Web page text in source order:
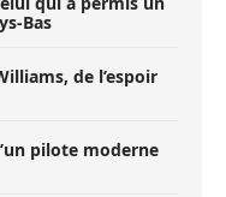
Bas
de l’espoir
pilote moderne